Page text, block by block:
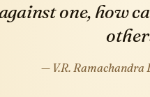
one, how
— V.R.